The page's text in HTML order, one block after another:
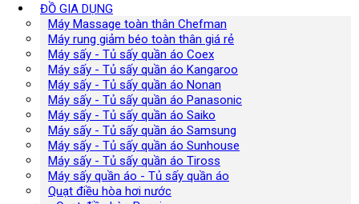
ĐỒ GIA DỤNG
Máy Massage toàn thân Chefman
Máy rung giảm béo toàn thân giá rẻ
Máy sấy - Tủ sấy quần áo Coex
Máy sấy - Tủ sấy quần áo Kangaroo
Máy sấy - Tủ sấy quần áo Nonan
Máy sấy - Tủ sấy quần áo Panasonic
Máy sấy - Tủ sấy quần áo Saiko
Máy sấy - Tủ sấy quần áo Samsung
Máy sấy - Tủ sấy quần áo Sunhouse
Máy sấy - Tủ sấy quần áo Tiross
Máy sấy quần áo - Tủ sấy quần áo
Quạt điều hòa hơi nước